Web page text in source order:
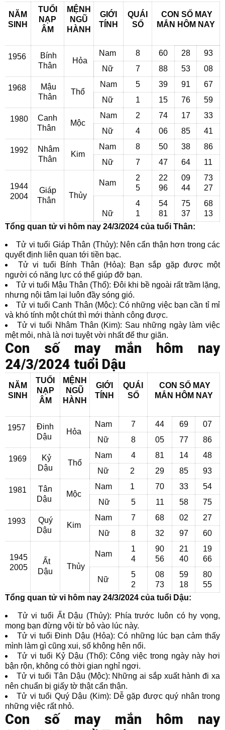
NĂM
SINH
TUỔI
NẠP
ÂM
MỆNH
NGŨ
HÀNH
GIỚI
TÍNH
QUÁI
SỐ
CON SỐ MAY
MẮN HÔM NAY
1956
Bính
Thân
Hỏa
Nam 8 60 28
93
Nữ
7 88 53 08
1968
Mậu
Thân
Thổ
Nam 5 39 91
67
Nữ
1 15 76 59
1980
Canh
Thân
Mộc
Nam 2 74 17
33
Nữ
4 06 85 41
1992
Nhâm
Thân
Kim
Nam 8 50 38
86
Nữ
7 47 64 11
1944
2004
Giáp
Thân
Thủy
Nam
2
5
22
96
09
44
73
27
Nữ
4
1
54
81
75
37
68
13
Tổng quan tử vi hôm nay 24/3/2024 của tuổi Thân:
Tử vi tuổi Giáp Thân (Thủy): Nên cẩn thận hơn trong các
quyết định liên quan tới tiền bạc.
Tử vi tuổi Bính Thân (Hỏa): Bạn sắp gặp được một
người có năng lực có thể giúp đỡ bạn.
Tử vi tuổi Mậu Thân (Thổ): Đôi khi bề ngoài rất trầm lặng,
nhưng nội tâm lại luôn đầy sóng gió.
Tử vi tuổi Canh Thân (Mộc): Có những việc bạn cần tỉ mỉ
và khó tính một chút thì mới thành công được.
Tử vi tuổi Nhâm Thân (Kim): Sau những ngày làm việc
mệt mỏi, nhà là nơi tuyệt vời nhất để thư giãn.
Con số may mắn hôm nay
24/3/2024 tuổi Dậu
NĂM
SINH
TUỔI
NẠP
ÂM
MỆNH
NGŨ
HÀNH
GIỚI
TÍNH
QUÁI
SỐ
CON SỐ MAY
MẮN HÔM NAY
1957
Đinh
Dậu
Hỏa
Nam 7 44 69
07
Nữ
8 05 77 86
1969
Kỷ
Dậu
Thổ
Nam 4 81 14
48
Nữ
2 29 85 93
1981
Tân
Dậu
Mộc
Nam 1 70 33
54
Nữ
5 11 58 75
1993
Quý
Dậu
Kim
Nam 7 68 02
27
Nữ
8 32 97 60
1945
2005
Ất
Dậu
Thủy
Nam
1
4
90
56
21
40
19
66
Nữ
5
2
08
73
59
18
80
55
Tổng quan tử vi hôm nay 24/3/2024 của tuổi Dậu:
Tử vi tuổi Ất Dậu (Thủy): Phía trước luôn có hy vọng,
mong bạn đừng vội từ bỏ vào lúc này.
Tử vi tuổi Đinh Dậu (Hỏa): Có những lúc bạn cảm thấy
mình làm gì cũng xui, số không hên nổi.
Tử vi tuổi Kỷ Dậu (Thổ): Công việc trong ngày này hơi
bận rộn, không có thời gian nghỉ ngơi.
Tử vi tuổi Tân Dậu (Mộc): Những ai sắp xuất hành đi xa
nên chuẩn bị giấy tờ thật cẩn thận.
Tử vi tuổi Quý Dậu (Kim): Dễ gặp được quý nhân trong
những việc rất nhỏ.
Con số may mắn hôm nay